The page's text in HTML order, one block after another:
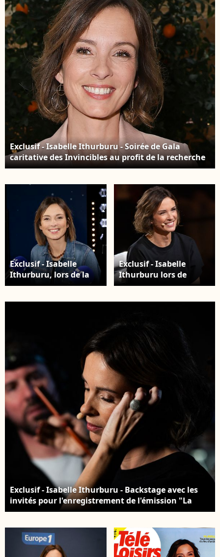
Exclusif - Isabelle Ithurburu - Soirée de Gala
caritative des Invincibles au profit de la recherche
contre la maladie de Charcot à l’InterContinental
Guirec/Bestimage
Exclusif - Isabelle
Ithurburu, lors de la
500 ème de Culture et
Jack Tribeca/Bestimage
Exclusif - Isabelle
Ithurburu lors de
l'enregistrement de
Aliagas et diffusée le
26 décembre sur TF1, à
Paris le 9 décembre
2025. © Jacovides-
Moreau/Bestimage
Exclusif - Isabelle Ithurburu - Backstage avec les
invités pour l'enregistrement de l'émission "La
chanson secrète N°14", présentée par N.Aliagas et
9 décembre 2025. © Jacovides-Moreau/Bestimage